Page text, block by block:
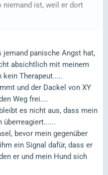
niemand ist, weil er dort
panische Angst hat,
absichtlich mit meinem
Therapeut.....
und der Dackel von XY
Weg frei....
es nicht aus, dass mein
überreagiert......
bevor mein gegenüber
ein Signal dafür, dass er
er und mein Hund sich